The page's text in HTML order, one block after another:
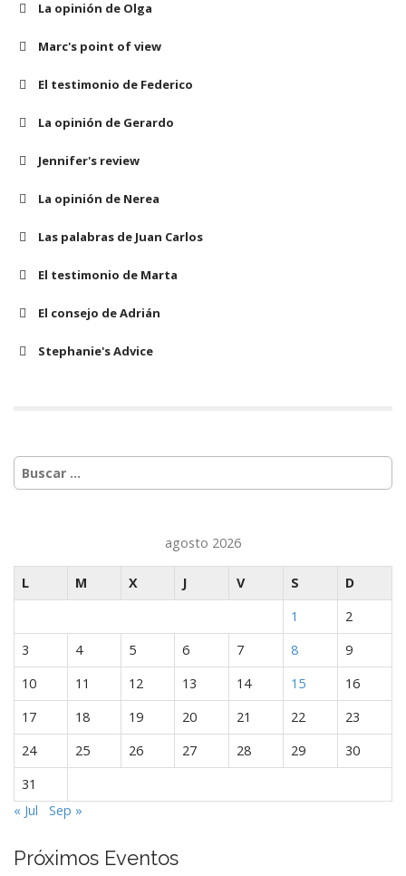
La opinión de Olga
Marc's point of view
El testimonio de Federico
La opinión de Gerardo
Jennifer's review
La opinión de Nerea
Las palabras de Juan Carlos
El testimonio de Marta
El consejo de Adrián
Stephanie's Advice
Buscar:
agosto 2026
L M X J V S
D
1
2
3
4 5 6 7 8
9
10
11 12 13 14 15
16
17
18 19 20 21 22
23
24
25 26 27 28 29
30
31
« Jul
Sep »
Próximos Eventos